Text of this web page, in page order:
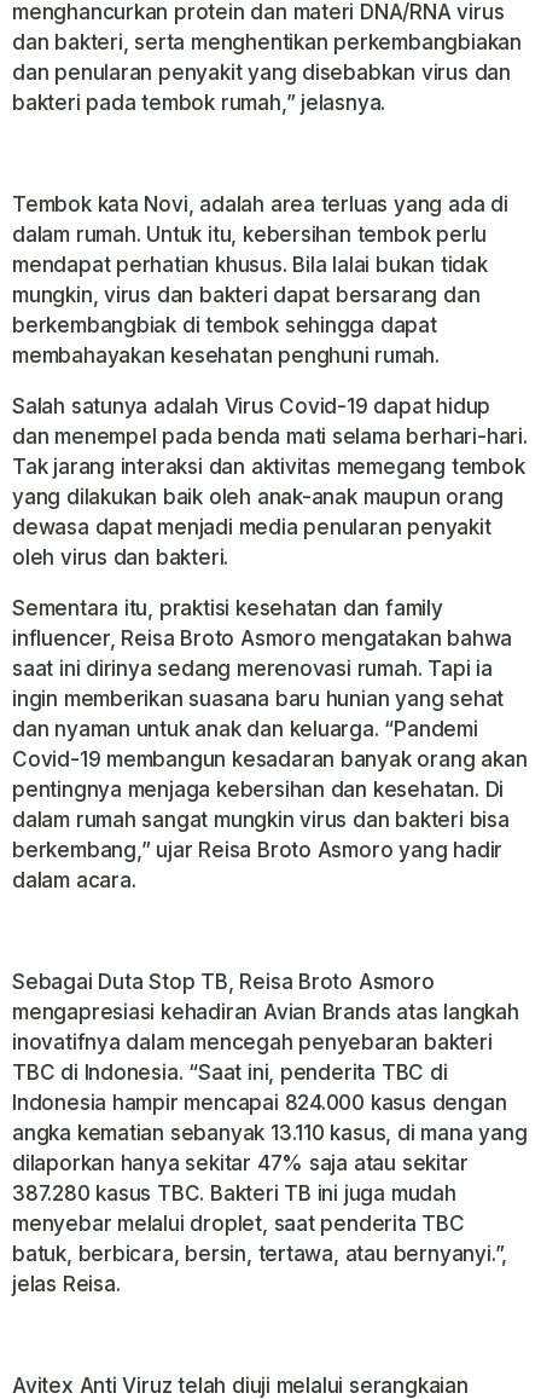
menghancurkan protein dan materi DNA/RNA virus
dan bakteri, serta menghentikan perkembangbiakan
dan penularan penyakit yang disebabkan virus dan
bakteri pada tembok rumah,” jelasnya.
Tembok kata Novi, adalah area terluas yang ada di
dalam rumah. Untuk itu, kebersihan tembok perlu
mendapat perhatian khusus. Bila lalai bukan tidak
mungkin, virus dan bakteri dapat bersarang dan
berkembangbiak di tembok sehingga dapat
membahayakan kesehatan penghuni rumah.
Salah satunya adalah Virus Covid-19 dapat hidup
dan menempel pada benda mati selama berhari-hari.
Tak jarang interaksi dan aktivitas memegang tembok
yang dilakukan baik oleh anak-anak maupun orang
dewasa dapat menjadi media penularan penyakit
oleh virus dan bakteri.
Sementara itu, praktisi kesehatan danfamily
influencer, Reisa Broto Asmoro mengatakan bahwa
saat ini dirinya sedang merenovasi rumah. Tapi ia
ingin memberikan suasana baru hunian yang sehat
dan nyaman untuk anak dan keluarga. “Pandemi
Covid-19 membangun kesadaran banyak orang akan
pentingnya menjaga kebersihan dan kesehatan. Di
dalam rumah sangat mungkin virus dan bakteri bisa
berkembang,” ujar Reisa Broto Asmoro yang hadir
dalam acara.
Sebagai Duta Stop TB, Reisa Broto Asmoro
mengapresiasi kehadiran Avian Brands atas langkah
inovatifnya dalam mencegah penyebaran bakteri
TBC di Indonesia. “Saat ini, penderita TBC di
Indonesia hampir mencapai 824.000 kasus dengan
angka kematian sebanyak 13.110 kasus, di mana yang
dilaporkan hanya sekitar 47% saja atau sekitar
387.280 kasus TBC. Bakteri TB ini juga mudah
menyebar melalui droplet, saat penderita TBC
batuk, berbicara, bersin, tertawa, atau bernyanyi.”,
jelas Reisa.
Avitex Anti Viruz telah diuji melalui serangkaian